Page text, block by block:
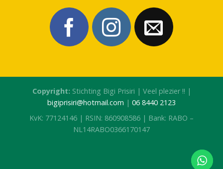
Copyright: Stichting Bigi Prisiri | Veel plezier !! |
bigiprisiri@hotmail.com | 06 8440 2123
KvK: 77124146 | RSIN: 860908586 | Bank: RABO –
NL14RABO0366170147